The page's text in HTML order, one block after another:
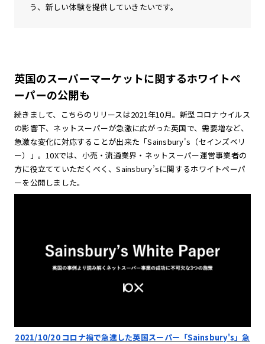
う、新しい体験を提供していきたいです。
英国のスーパーマーケットに関するホワイトペ
ーパーの公開も
続きまして、こちらのリリースは2021年10月。新型コロナウイルス
の影響下、ネットスーパーが急激に広がった英国で、需要増など、
急激な変化に対応することが出来た「Sainsbury's（セインズベリ
ー）」。10Xでは、小売・流通業界・ネットスーパー運営事業者の
方に役立てていただくべく、Sainsbury’sに関するホワイトペーパ
ーを公開しました。
2021/10/20 コロナ禍で急進した英国スーパー「Sainsbury's」急